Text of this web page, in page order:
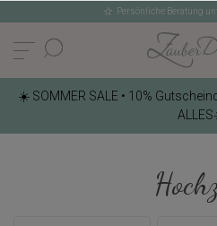
Persönliche Beratung
☀️ SOMMER SALE • 10%